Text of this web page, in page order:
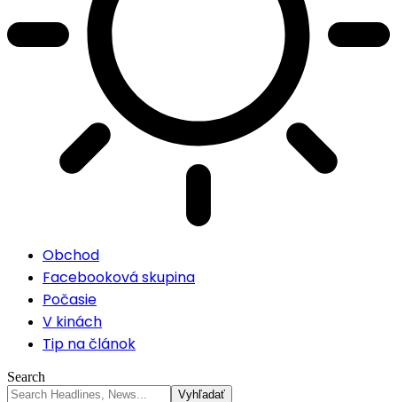
Obchod
Facebooková skupina
Počasie
V kinách
Tip na článok
Search